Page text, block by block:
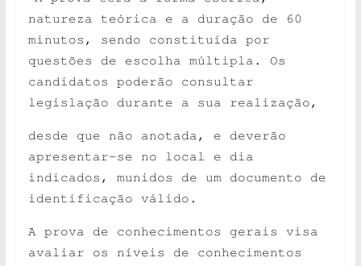
natureza teórica e a duração de 60
minutos, sendo constituída por
questões de escolha múltipla. Os
candidatos poderão consultar
legislação durante a sua realização,
desde que não anotada, e deverão
apresentar-se no local e dia
indicados, munidos de um documento de
identificação válido.
A prova de conhecimentos gerais visa
avaliar os níveis de conhecimentos